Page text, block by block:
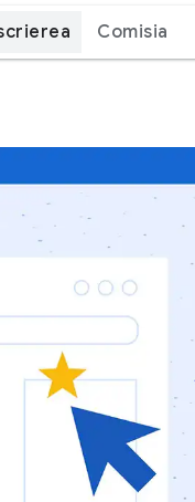
Comisia